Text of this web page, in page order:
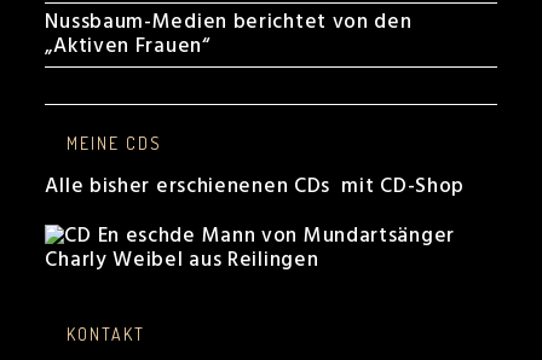
Nussbaum-Medien berichtet von den
„Aktiven Frauen“
MEINE CDS
Alle bisher erschienenen CDs mit CD-Shop
KONTAKT